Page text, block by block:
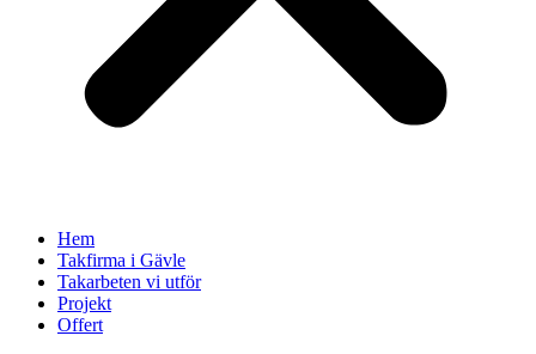
Hem
Takfirma i Gävle
Takarbeten vi utför
Projekt
Offert